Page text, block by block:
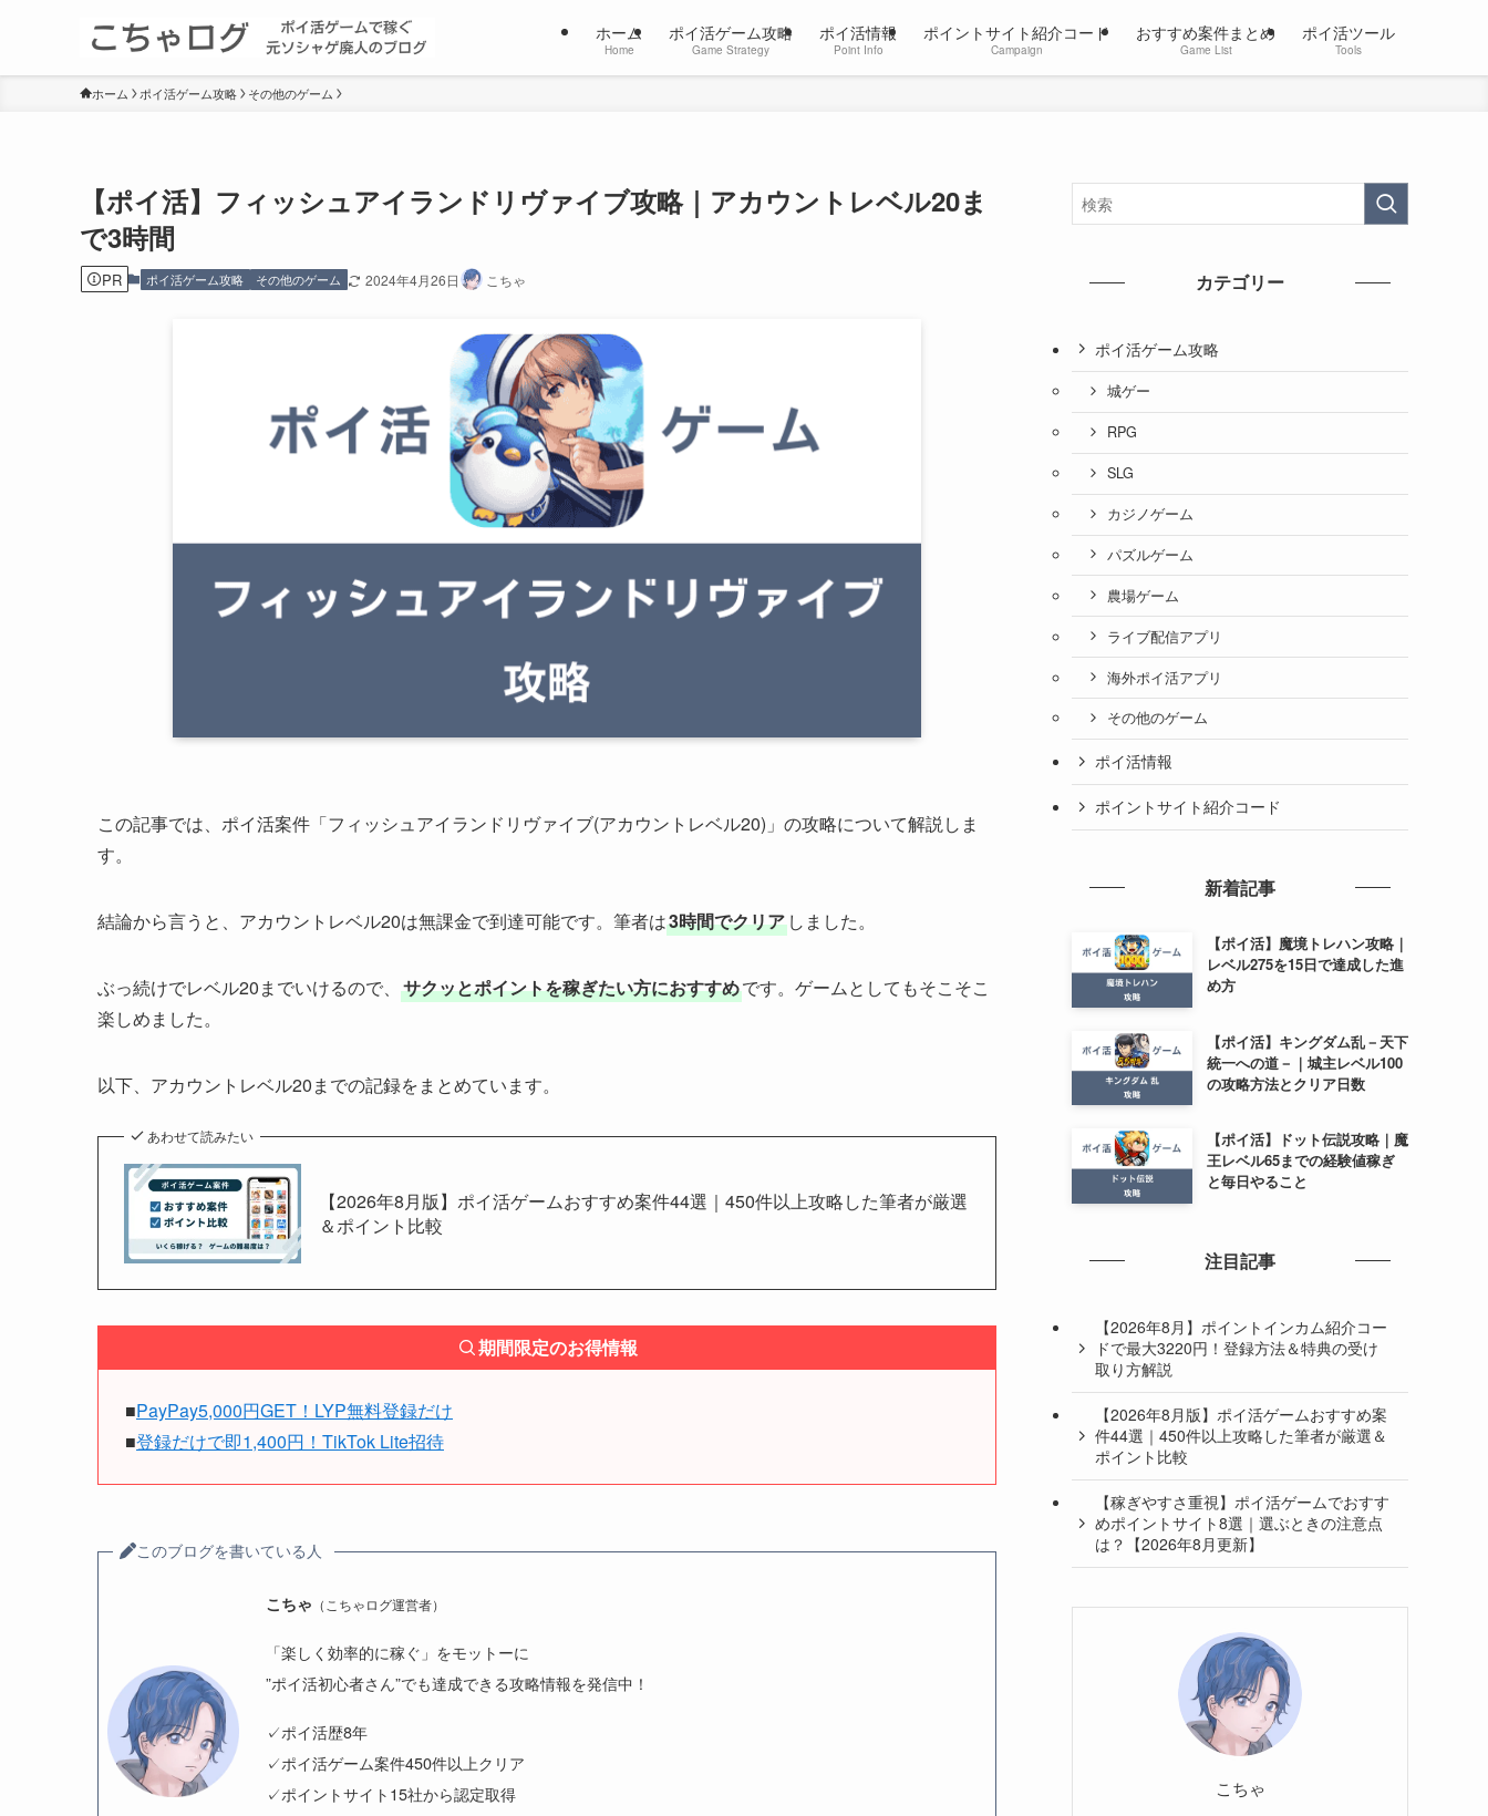
ホーム
Home
ポイ活ゲーム攻略
Game Strategy
ポイ活情報
Point Info
ポイントサイト紹介コード
Campaign
おすすめ案件まとめ
Game List
ポイ活ツール
Tools
ホーム ポイ活ゲーム攻略 その他のゲーム
【ポイ活】フィッシュアイランドリヴァイブ攻略｜アカウントレベル20ま
で3時間
PR ポイ活ゲーム攻略 その他のゲーム 2024年4月26日 こちゃ
この記事では、ポイ活案件「フィッシュアイランドリヴァイブ(アカウントレベル20)」の攻略について解説しま
す。
結論から言うと、アカウントレベル20は無課金で到達可能です。筆者は3時間でクリア しました。
ぶっ続けでレベル20までいけるので、 サクッとポイントを稼ぎたい方におすすめです。ゲームとしてもそこそこ
楽しめました。
以下、アカウントレベル20までの記録をまとめています。
あわせて読みたい
【2026年8月版】ポイ活ゲームおすすめ案件44選｜450件以上攻略した筆者が厳選
＆ポイント比較
期間限定のお得情報
■PayPay5,000円GET！LYP無料登録だけ
■登録だけで即1,400円！TikTok Lite招待
このブログを書いている人
こちゃ （こちゃログ運営者）
「楽しく効率的に稼ぐ」をモットーに
”ポイ活初心者さん”でも達成できる攻略情報を発信中！
✓ポイ活歴8年
✓ポイ活ゲーム案件450件以上クリア
✓ポイントサイト15社から認定取得
カテゴリー
ポイ活ゲーム攻略
城ゲー
RPG
SLG
カジノゲーム
パズルゲーム
農場ゲーム
ライブ配信アプリ
海外ポイ活アプリ
その他のゲーム
ポイ活情報
ポイントサイト紹介コード
新着記事
【ポイ活】魔境トレハン攻略｜
レベル275を15日で達成した進
め方
【ポイ活】キングダム乱－天下
統一への道－｜城主レベル100
の攻略方法とクリア日数
【ポイ活】ドット伝説攻略｜魔
王レベル65までの経験値稼ぎ
と毎日やること
注目記事
【2026年8月】ポイントインカム紹介コー
ドで最大3220円！登録方法＆特典の受け
取り方解説
【2026年8月版】ポイ活ゲームおすすめ案
件44選｜450件以上攻略した筆者が厳選＆
ポイント比較
【稼ぎやすさ重視】ポイ活ゲームでおすす
めポイントサイト8選｜選ぶときの注意点
は？【2026年8月更新】
こちゃ